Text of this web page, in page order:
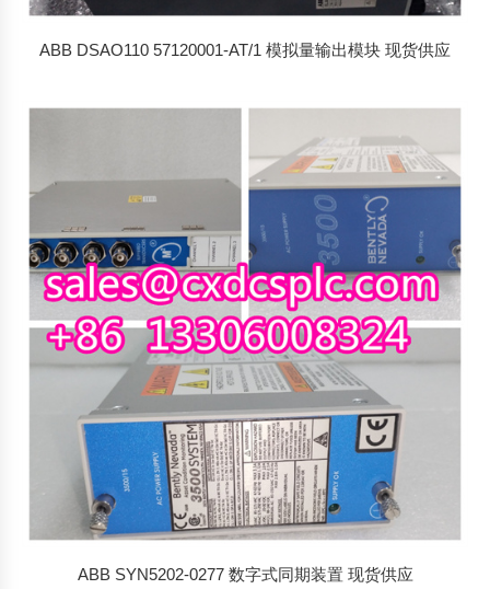
ABB DSAO110 57120001-AT/1 模拟量输出模块 现货供应
ABB SYN5202-0277 数字式同期装置 现货供应